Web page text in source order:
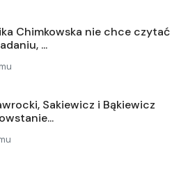
Chimkowska nie chce czytać
...
Sakiewicz i Bąkiewicz